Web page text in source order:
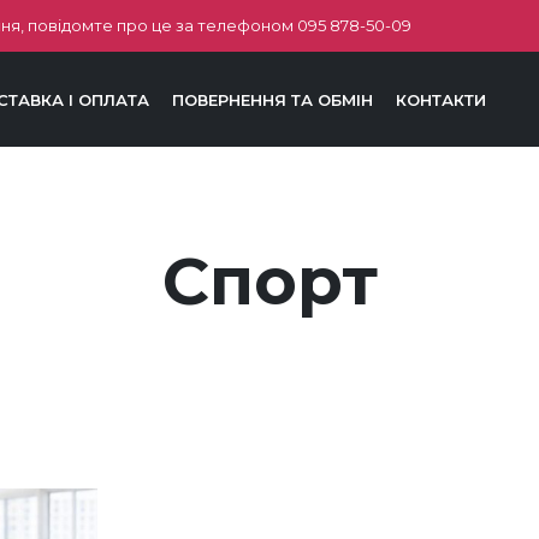
повідомте про це за телефоном 095 878-50-09
І ОПЛАТА ПОВЕРНЕННЯ ТА ОБМІН КОНТАКТИ
Спорт